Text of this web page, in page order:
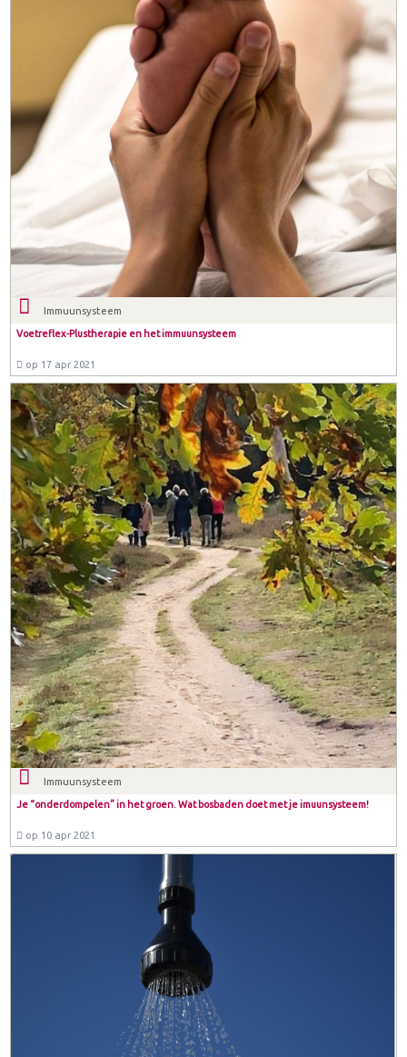
Immuunsysteem
Voetreflex-Plustherapie en het immuunsysteem
op 17 apr 2021
Immuunsysteem
Je “onderdompelen” in het groen. Wat bosbaden doet met je imuunsysteem!
op 10 apr 2021